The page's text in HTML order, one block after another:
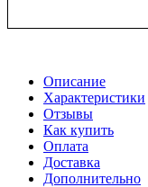
Описание
Характеристики
Отзывы
Как купить
Оплата
Доставка
Дополнительно